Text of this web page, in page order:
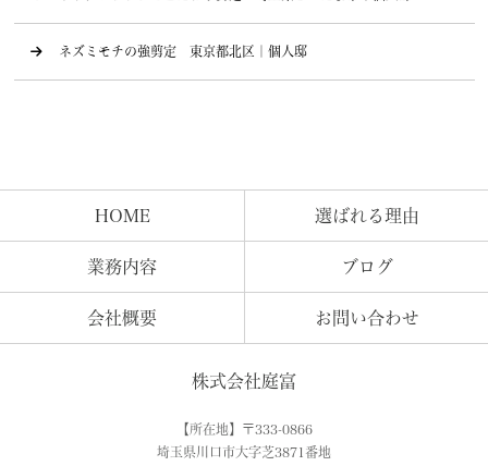
ネズミモチの強剪定 東京都北区｜個人邸
HOME 選ばれる理由
業務内容 ブログ
会社概要 お問い合わせ
株式会社庭富
【所在地】〒333-0866
埼玉県川口市大字芝3871番地